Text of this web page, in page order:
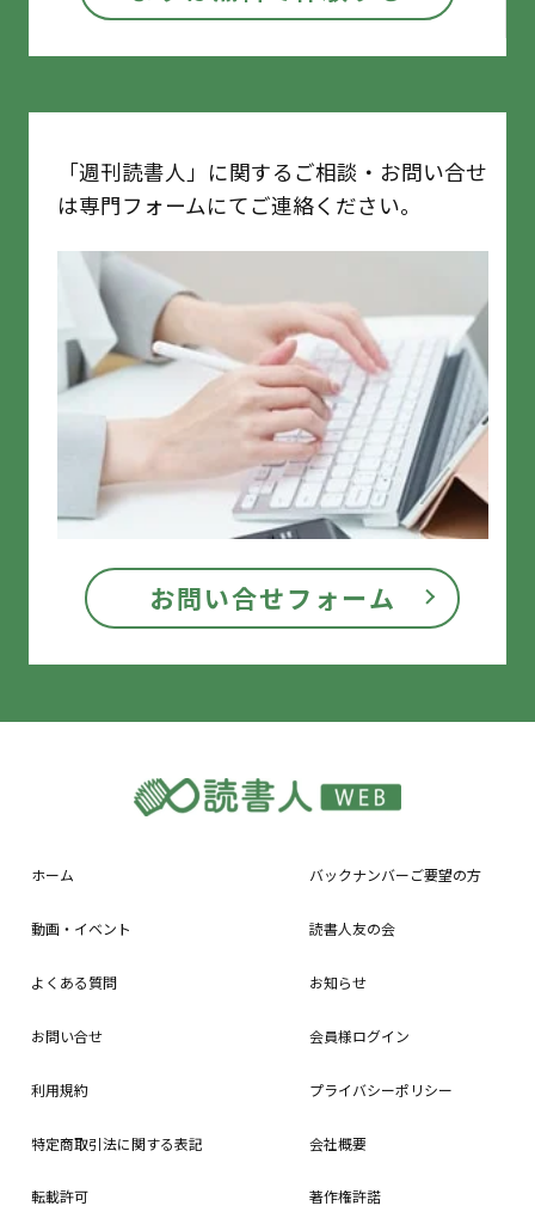
「週刊読書人」に関するご相談・お問い合せ
は専門フォームにてご連絡ください。
お問い合せフォーム
ホーム バックナンバーご要望の方
動画・イベント 読書人友の会
よくある質問 お知らせ
お問い合せ 会員様ログイン
利用規約 プライバシーポリシー
特定商取引法に関する表記 会社概要
転載許可 著作権許諾